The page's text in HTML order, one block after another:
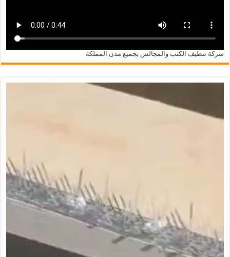
شركة تنظيف الكنب والمجالس بجميع مدن المملكة